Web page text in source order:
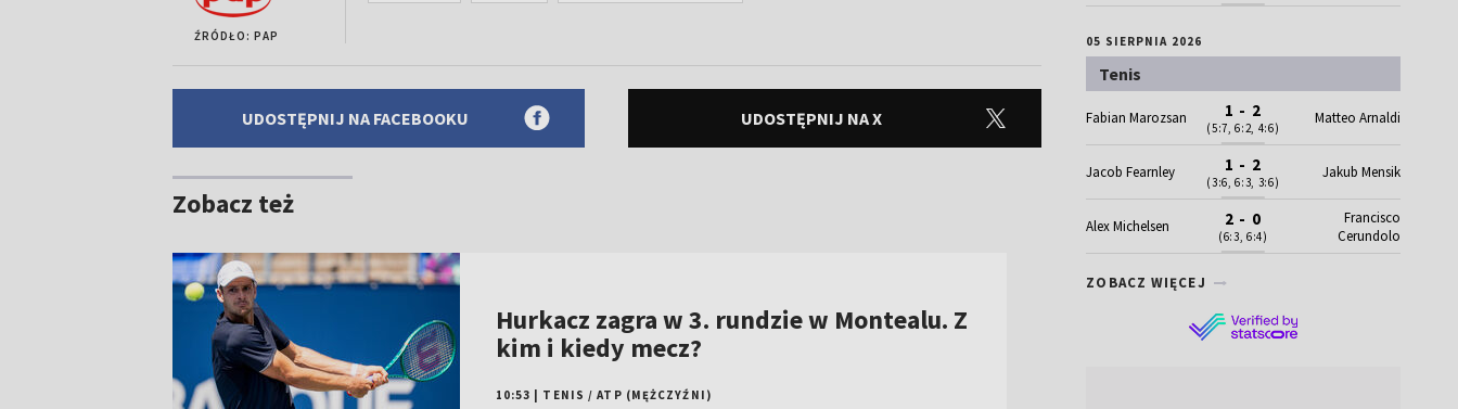
ŹRÓDŁO: PAP
UDOSTĘPNIJ NA FACEBOOKU UDOSTĘPNIJ NA X
Zobacz też
Hurkacz zagra w 3. rundzie w Montealu. Z
kim i kiedy mecz?
10:53 TENIS / ATP (MĘŻCZYŹNI)
05 SIERPNIA 2026
Tenis
Fabian Marozsan 1 - 2
(5:7, 6:2, 4:6)
Matteo Arnaldi
Jacob Fearnley 1 - 2
(3:6, 6:3, 3:6)
Jakub Mensik
Alex Michelsen 2 - 0
(6:3, 6:4)
Francisco
Cerundolo
ZOBACZ WIĘCEJ